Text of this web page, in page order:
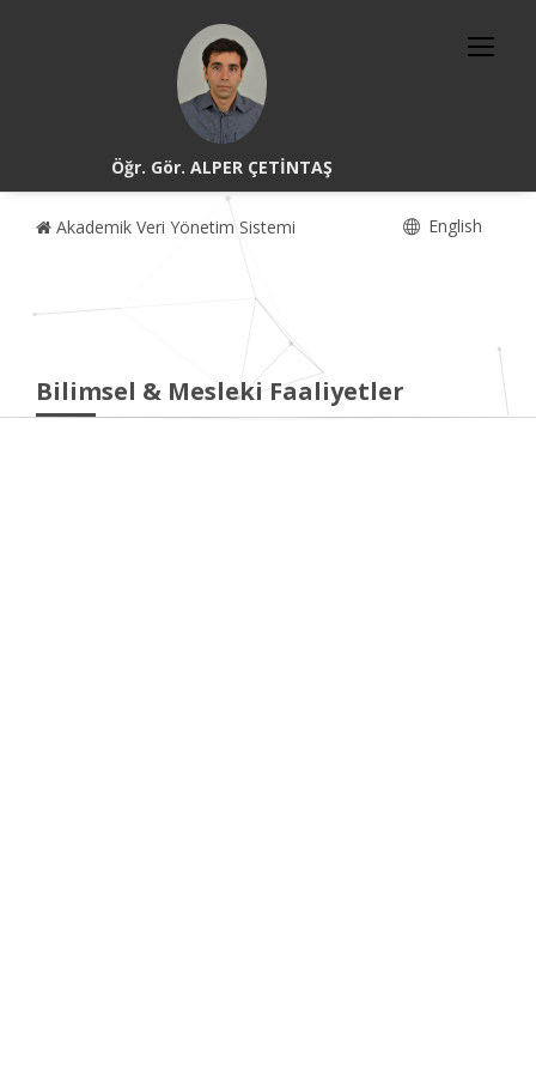
Öğr. Gör. ALPER ÇETİNTAŞ
Akademik Veri Yönetim Sistemi English
Bilimsel & Mesleki Faaliyetler